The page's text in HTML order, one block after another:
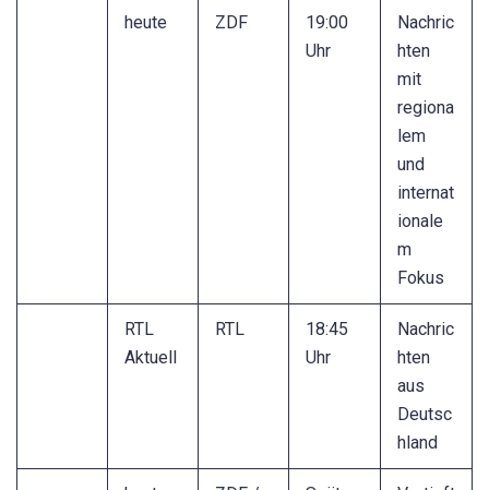
heute ZDF
19:00
Uhr
Nachric
hten
mit
regiona
lem
und
internat
ionale
m
Fokus
RTL
Aktuell
RTL
18:45
Uhr
Nachric
hten
aus
Deutsc
hland